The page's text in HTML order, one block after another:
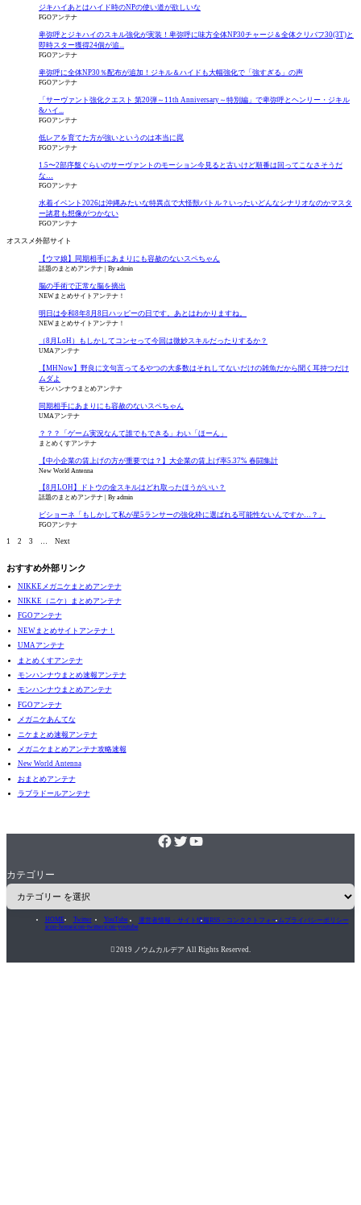
ジキハイあとはハイド時のNPの使い道が欲しいな
FGOアンテナ
卑弥呼とジキハイのスキル強化が実装！卑弥呼に味方全体NP30チャージ＆全体クリバフ30(3T)と
即時スター獲得24個が追...
FGOアンテナ
卑弥呼に全体NP30％配布が追加！ジキル＆ハイドも大幅強化で「強すぎる」の声
FGOアンテナ
「サーヴァント強化クエスト 第20弾～11th Anniversary～特別編」で卑弥呼とヘンリー・ジキル
&ハイ...
FGOアンテナ
低レアを育てた方が強いというのは本当に罠
FGOアンテナ
1.5〜2部序盤ぐらいのサーヴァントのモーション今見ると古いけど順番は回ってこなさそうだ
な…
FGOアンテナ
水着イベント2026は沖縄みたいな特異点で大怪獣バトル？いったいどんなシナリオなのかマスタ
ー諸君も想像がつかない
FGOアンテナ
オススメ外部サイト
【ウマ娘】同期相手にあまりにも容赦のないスペちゃん
話題のまとめアンテナ By admin
脳の手術で正常な脳を摘出
NEWまとめサイトアンテナ！
明日は令和8年8月8日ハッピーの日です。あとはわかりますね。
NEWまとめサイトアンテナ！
（8月LoH）もしかしてコンセって今回は微妙スキルだったりするか？
UMAアンテナ
【MHNow】野良に文句言ってるやつの大多数はそれしてないだけの雑魚だから聞く耳持つだけ
ムダよ
モンハンナウまとめアンテナ
同期相手にあまりにも容赦のないスペちゃん
UMAアンテナ
？？？「ゲーム実況なんて誰でもできる」わい「ほーん」
まとめくすアンテナ
【中小企業の賃上げの方が重要では？】大企業の賃上げ率5.37% 春闘集計
New World Antenna
【8月LOH】ドトウの金スキルはどれ取ったほうがいい？
話題のまとめアンテナ By admin
ビショーネ「もしかして私が星5ランサーの強化枠に選ばれる可能性ないんですか…？」
FGOアンテナ
1 2 3 Next
おすすめ外部リンク
NIKKEメガニケまとめアンテナ
NIKKE（ニケ）まとめアンテナ
FGOアンテナ
NEWまとめサイトアンテナ！
UMAアンテナ
まとめくすアンテナ
モンハンナウまとめ速報アンテナ
モンハンナウまとめアンテナ
FGOアンテナ
メガニケあんてな
ニケまとめ速報アンテナ
メガニケまとめアンテナ攻略速報
New World Antenna
おまとめアンテナ
ラブラドールアンテナ
カテゴリー
HOME
icon-home
Twitter
icon-twitter
YouTube
icon-youtube
運営者情報・サイト情報RSS・コンタクトフォームプライバシーポリシー
 2019 ノウムカルデア All Rights Reserved.